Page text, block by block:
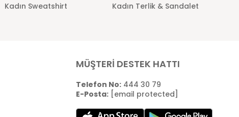
Kadın Sweatshirt Kadın Terlik & Sandalet
MÜŞTERİ DESTEK HATTI
Telefon No:444 30 79
E-Posta: [email protected]